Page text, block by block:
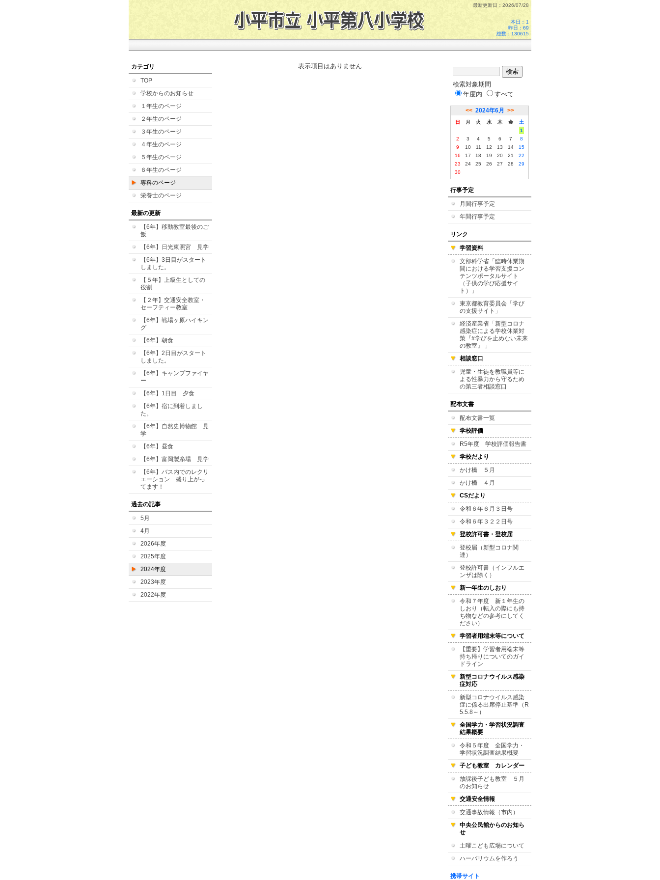
最新更新日：2026/07/28
本日： 1
昨日：69
総数：130615
カテゴリ
TOP
学校からのお知らせ
１年生のページ
２年生のページ
３年生のページ
４年生のページ
５年生のページ
６年生のページ
専科のページ
栄養士のページ
最新の更新
【6年】移動教室最後のご
飯
【6年】日光東照宮 見学
【6年】3日目がスタート
しました。
【５年】上級生としての
役割
【２年】交通安全教室・
セーフティー教室
【6年】戦場ヶ原ハイキン
グ
【6年】朝食
【6年】2日目がスタート
しました。
【6年】キャンプファイヤ
ー
【6年】1日目 夕食
【6年】宿に到着しまし
た。
【6年】自然史博物館 見
学
【6年】昼食
【6年】富岡製糸場 見学
【6年】バス内でのレクリ
エーション 盛り上がっ
てます！
過去の記事
5月
4月
2026年度
2025年度
2024年度
2023年度
2022年度
表示項目はありません
検索対象期間
年度内
すべて
<< 2024年6月 >>
日 月 火 水 木 金
土
1
2
3 4 5 6 7
8
9
10 11 12 13 14
15
16
17 18 19 20 21
22
23
24 25 26 27 28
29
30
行事予定
月間行事予定
年間行事予定
リンク
学習資料
文部科学省「臨時休業期
間における学習支援コン
テンツポータルサイト
（子供の学び応援サイ
ト）」
東京都教育委員会「学び
の支援サイト」
経済産業省「新型コロナ
感染症による学校休業対
策『#学びを止めない未来
の教室』 」
相談窓口
児童・生徒を教職員等に
よる性暴力から守るため
の第三者相談窓口
配布文書
配布文書一覧
学校評価
R5年度 学校評価報告書
学校だより
かけ橋 ５月
かけ橋 ４月
CSだより
令和６年６月３日号
令和６年３２２日号
登校許可書・登校届
登校届（新型コロナ関
連）
登校許可書（インフルエ
ンザは除く）
新一年生のしおり
令和７年度 新１年生の
しおり（転入の際にも持
ち物などの参考にしてく
ださい）
学習者用端末等について
【重要】学習者用端末等
持ち帰りについてのガイ
ドライン
新型コロナウイルス感染
症対応
新型コロナウイルス感染
症に係る出席停止基準（R
5.5.8～）
全国学力・学習状況調査
結果概要
令和５年度 全国学力・
学習状況調査結果概要
子ども教室 カレンダー
放課後子ども教室 ５月
のお知らせ
交通安全情報
交通事故情報（市内）
中央公民館からのお知ら
せ
土曜こども広場について
ハーバリウムを作ろう
携帯サイト